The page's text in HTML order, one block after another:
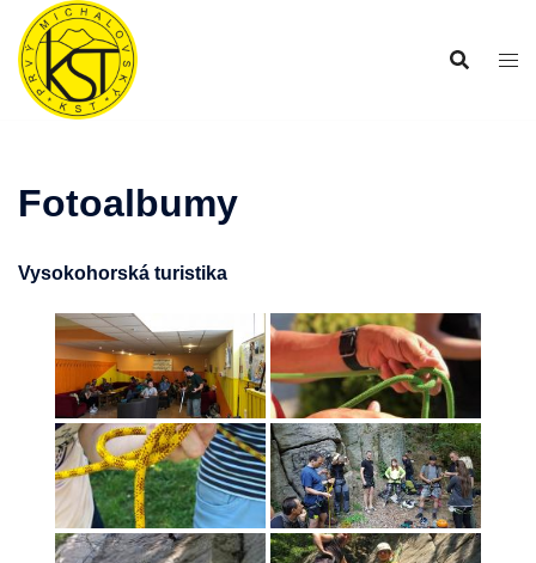
Preskočiť
obsah
Fotoalbumy
Vysokohorská turistika